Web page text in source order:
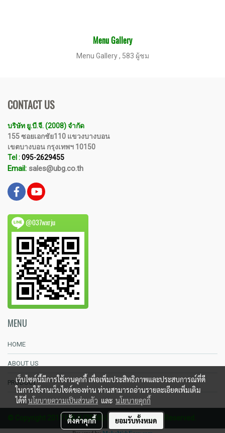
Menu Gallery
Menu Gallery, 583 ผู้ชม
CONTACT US
บริษัท ยู.บี.จี. (2008) จำกัด
155 ซอยเอกชัย110 แขวงบางบอน
เขตบางบอน กรุงเทพฯ 10150
Tel :095-2629455
Email: sales@ubg.co.th
@037wxrju
MENU
HOME
ABOUT US
PRODUCT
© Copyright 2017 U.B.G.(2008) CO.,LTD. All Rights Reserved.
เว็บไซต์นี้มีการใช้งานคุกกี้ เพื่อเพิ่มประสิทธิภาพและประสบการณ์ที่ดี
ในการใช้งานเว็บไซต์ของท่าน ท่านสามารถอ่านรายละเอียดเพิ่มเติม
ได้ที่นโยบายความเป็นส่วนตัว และ นโยบายคุกกี้
ตั้งค่าคุกกี้ ยอมรับทั้งหมด